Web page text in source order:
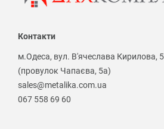
Контакти
м.Одеса, вул. В'ячеслава Кирилова,
(провулок Чапаєва, 5а)
sales@metalika.com.ua
067 558 69 60